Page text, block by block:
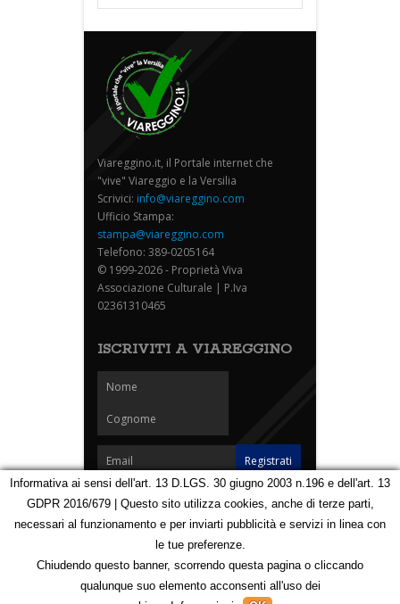
Viareggino.it, il Portale internet che
"vive" Viareggio e la Versilia
Scrivici: info@viareggino.com
Ufficio Stampa:
stampa@viareggino.com
Telefono: 389-0205164
© 1999-2026 - Proprietà Viva
Associazione Culturale | P.Iva
02361310465
ISCRIVITI A VIAREGGINO
Homepage Notizie Speciali Eventi
Foto Carnevale
Mappa
123164938
Informativa ai sensi dell'art. 13 D.LGS. 30 giugno 2003 n.196 e dell'art. 13
GDPR 2016/679 | Questo sito utilizza cookies, anche di terze parti,
necessari al funzionamento e per inviarti pubblicità e servizi in linea con
le tue preferenze.
Chiudendo questo banner, scorrendo questa pagina o cliccando
qualunque suo elemento acconsenti all'uso dei